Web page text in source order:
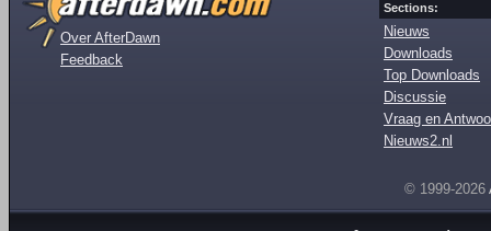
Over AfterDawn
Feedback
Sections:
Nieuws
Downloads
Top Downloads
Discussie
Vraag en
Nieuws2.nl
© 1999-2026